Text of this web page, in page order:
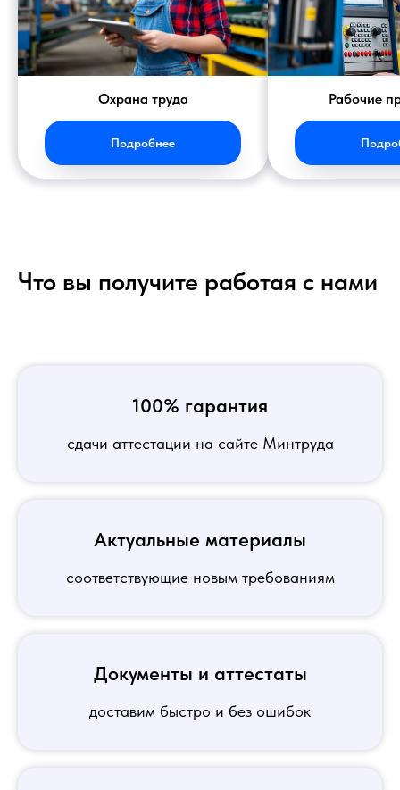
Охрана труда
Подробнее
Рабочие
Что вы получите работая с нами
100% гарантия
сдачи аттестации на сайте Минтруда
Актуальные материалы
соответствующие новым требованиям
Документы и аттестаты
доставим быстро и без ошибок